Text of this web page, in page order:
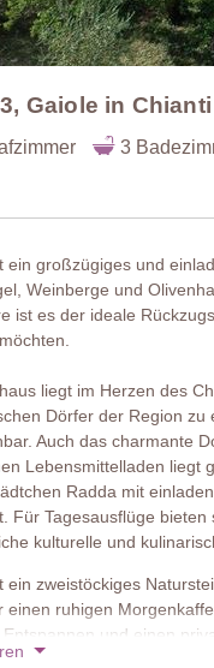
Gaiole in
3
ein großzügiges und
Weinberge und
ist es der ideale
liegt im Herzen des
Dörfer der Region
Auch das charmante
Lebensmittelladen liegt
Radda mit
Für Tagesausflüge
kulturelle und
ein zweistöckiges
einen ruhigen
Entspannen und einen
Stunden eignet.